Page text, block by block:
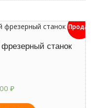
Продан
станок
₽